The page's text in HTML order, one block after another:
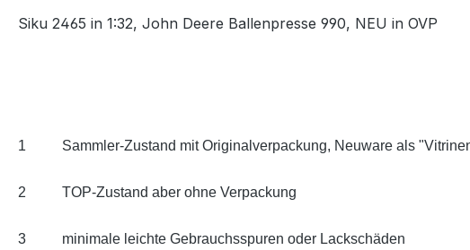
Siku 2465 in 1:32, John Deere Ballenpresse 990, NEU in OVP
1 Sammler-Zustand mit Originalverpackung, Neuware als
2 TOP-Zustand aber ohne Verpackung
3 minimale leichte Gebrauchsspuren oder Lackschäden